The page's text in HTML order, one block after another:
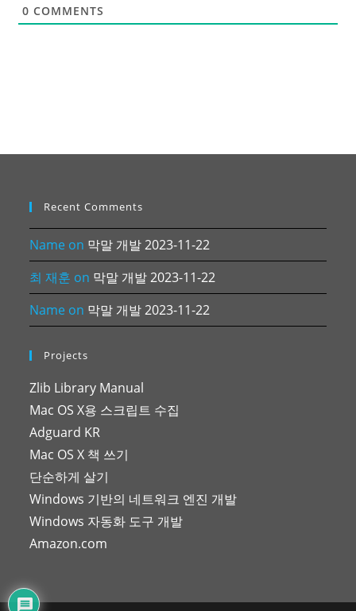
0 COMMENTS
Recent Comments
Name on 막말 개발 2023-11-22
최 재훈 on 막말 개발 2023-11-22
Name on 막말 개발 2023-11-22
Projects
Zlib Library Manual
Mac OS X용 스크립트 수집
Adguard KR
Mac OS X 책 쓰기
단순하게 살기
Windows 기반의 네트워크 엔진 개발
Windows 자동화 도구 개발
Amazon.com